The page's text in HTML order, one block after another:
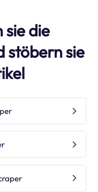
die
stöbern sie